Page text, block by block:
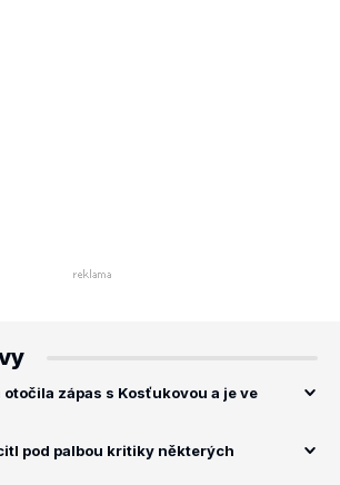
zápas s Kosťukovou a je ve
pod palbou kritiky některých